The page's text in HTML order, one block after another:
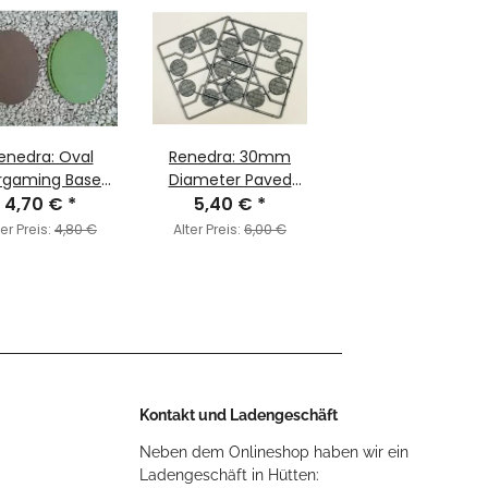
Oval
Bases
x 88mm
4,70 € *
Preis: 4,80 €
Renedra: 30mm
Diameter Paved
Effect Bases
5,40 € *
Alter Preis: 6,00 €
Kontakt und Ladengeschäft
Neben dem Onlineshop haben wir ein
Ladengeschäft in Hütten: